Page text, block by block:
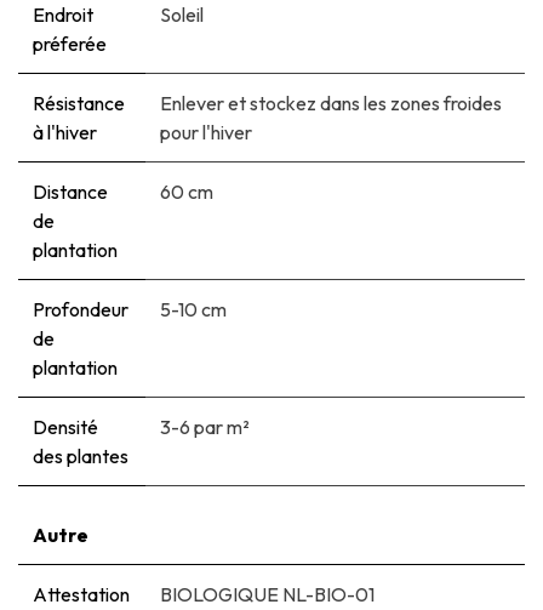
Endroit
préferée
Soleil
Résistance
à l'hiver
Enlever et stockez dans les zones froides
pour l'hiver
Distance
de
plantation
60 cm
Profondeur
de
plantation
5-10 cm
Densité
des plantes
3-6 par m²
Autre
Attestation BIOLOGIQUE NL-BIO-01